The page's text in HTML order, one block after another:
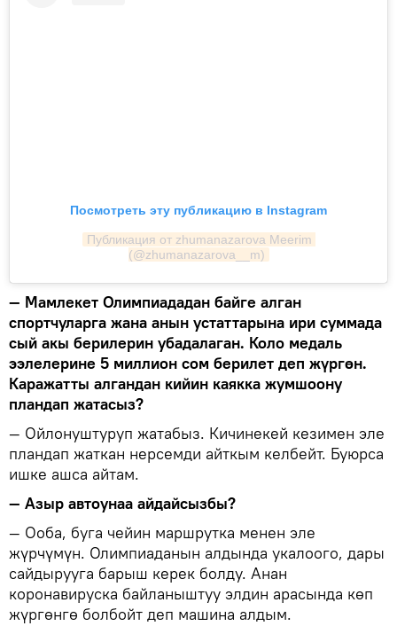
Посмотреть эту публикацию в Instagram
Публикация от zhumanazarova Meerim
(@zhumanazarova__m)
— Мамлекет Олимпиададан байге алган
спортчуларга жана анын устаттарына ири суммада
сый акы берилерин убадалаган. Коло медаль
ээлелерине 5 миллион сом берилет деп жүргөн.
Каражатты алгандан кийин каякка жумшоону
пландап жатасыз?
— Ойлонуштуруп жатабыз. Кичинекей кезимен эле
пландап жаткан нерсемди айткым келбейт. Буюрса
ишке ашса айтам.
— Азыр автоунаа айдайсызбы?
— Ооба, буга чейин маршрутка менен эле
жүрчүмүн. Олимпиаданын алдында укалоого, дары
сайдырууга барыш керек болду. Анан
коронавируска байланыштуу элдин арасында көп
жүргөнгө болбойт деп машина алдым.